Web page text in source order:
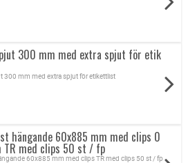
300 mm med extra spjut för etik
300 mm med extra spjut för etikettlist
hängande 60x885 mm med clips 0
TR med clips 50 st / fp
60x885 mm med clips TR med clips 50 st / fp